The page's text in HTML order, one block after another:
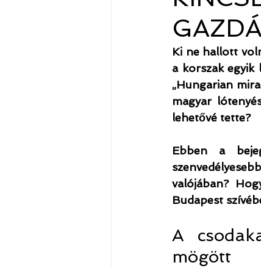
Ki ne hallott
a korszak egyik
„Hungarian
magyar
lehetővé tette?
Ebben a
valójában?
Budapest
A
mögött